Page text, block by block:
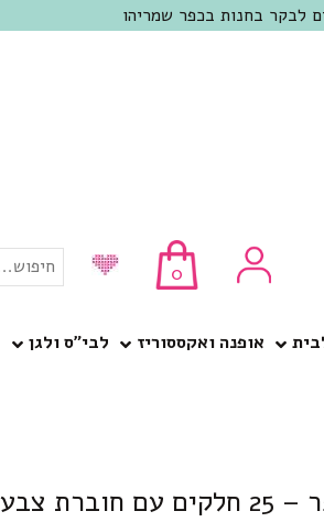
0 חיפוש...
אופנה ואקססוריז
לבי”ס ולגן
צבעים